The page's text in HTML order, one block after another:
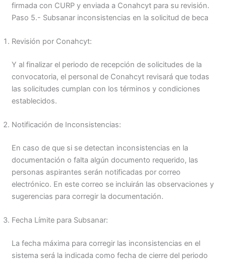
firmada con CURP y enviada a Conahcyt para su revisión.
Paso 5.- Subsanar inconsistencias en la solicitud de beca
Revisión por Conahcyt:
Y al finalizar el periodo de recepción de solicitudes de la
convocatoria, el personal de Conahcyt revisará que todas
las solicitudes cumplan con los términos y condiciones
establecidos.
Notificación de Inconsistencias:
En caso de que si se detectan inconsistencias en la
documentación o falta algún documento requerido, las
personas aspirantes serán notificadas por correo
electrónico. En este correo se incluirán las observaciones y
sugerencias para corregir la documentación.
Fecha Límite para Subsanar:
La fecha máxima para corregir las inconsistencias en el
sistema será la indicada como fecha de cierre del periodo